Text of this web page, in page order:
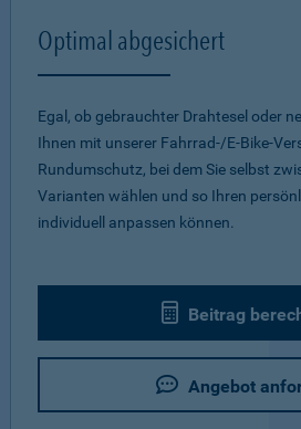
Optimal abgesichert
Egal, ob gebrauchter Drahtesel oder
Ihnen mit unserer Fahrrad-/E-Bike-
Rundumschutz, bei dem Sie selbst
Varianten wählen und so Ihren
individuell anpassen können.
Beitrag
Angebot